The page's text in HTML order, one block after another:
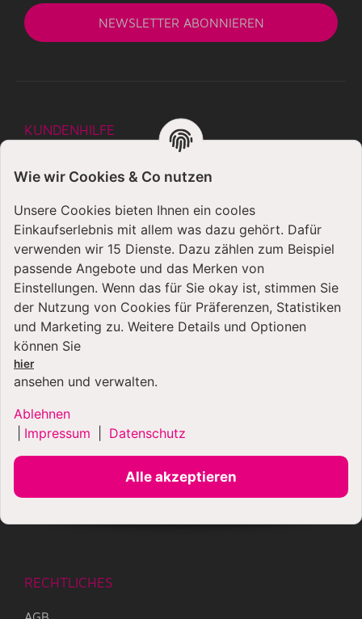
NEWSLETTER ABONNIEREN
KUNDENHILFE
Informationen SCHWEIZ
Defektes Produkt / Reklamation?
Ratenzahlung - So funktioniert's
Bedienungsanleitungen
Versandkosten / Shipment
Kontaktmöglichkeiten
Kontaktformular
RECHTLICHES
Wie wir Cookies & Co nutzen
Unsere Cookies bieten Ihnen ein cooles
Einkaufserlebnis mit allem was dazu gehört. Dafür
verwenden wir 15 Dienste. Dazu zählen zum Beispiel
passende Angebote und das Merken von
Einstellungen. Wenn das für Sie okay ist, stimmen Sie
der Nutzung von Cookies für Präferenzen, Statistiken
und Marketing zu. Weitere Details und Optionen
können Sie
hier
ansehen und verwalten.
Ablehnen
Impressum Datenschutz
Alle akzeptieren